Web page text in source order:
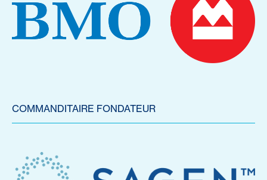
COMMANDITAIRE FONDATEUR